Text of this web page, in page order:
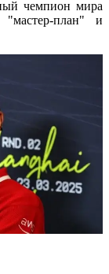
чемпион мира
"мастер-план" и